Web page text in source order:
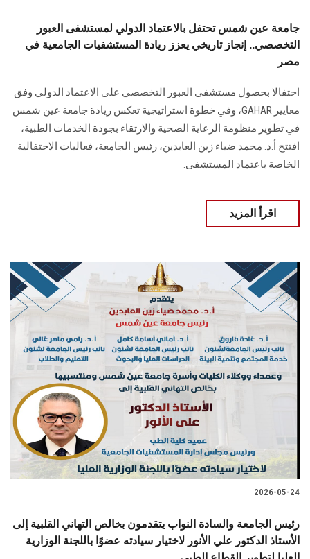
جامعة عين شمس تحتفل بالاعتماد الدولي لمستشفى العبور
التخصصي.. إنجاز تاريخي يعزز ريادة المستشفيات الجامعية في
مصر
احتفالا بحصول مستشفى العبور التخصصي على الاعتماد الدولي وفق
معايير GAHAR، وفي خطوة استراتيجية تعكس ريادة جامعة عين شمس
في تطوير منظومة الرعاية الصحية والارتقاء بجودة الخدمات الطبية،
افتتح أ.د. محمد ضياء زين العابدين، رئيس الجامعة، فعاليات الاحتفالية
الخاصة باعتماد المستشفى.
اقرأ المزيد
2026-05-24
رئيس الجامعة والسادة النواب يتقدمون بخالص التهاني القلبية إلى
الأستاذ الدكتور علي الأنور لاختيار سيادته عضوًا باللجنة الوزارية